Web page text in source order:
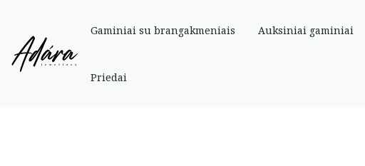
Gaminiai su brangakmeniais Auksiniai gaminiai
Priedai
Pradinis Parduotuve » Auksiniai